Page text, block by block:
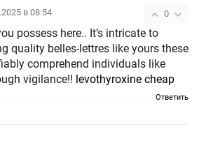
0
в 08:54
possess here.. It’s intricate to
quality belles-lettres like yours these
comprehend individuals like
vigilance!! levothyroxine cheap
Ответить